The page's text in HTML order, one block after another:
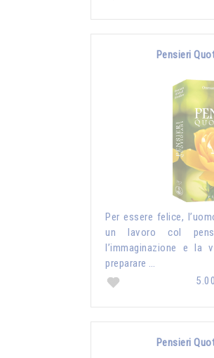
Pensieri
Per essere felice,
un lavoro col
l’immaginazione e la
preparare …
Pensieri